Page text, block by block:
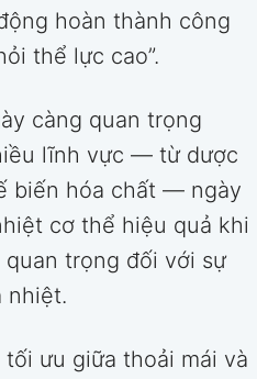
hoàn thành công
thể lực cao”.
càng quan trọng
lĩnh vực — từ dược
biến hóa chất — ngày
cơ thể hiệu quả khi
trọng đối với sự
nhiệt.
tối ưu giữa thoải mái và